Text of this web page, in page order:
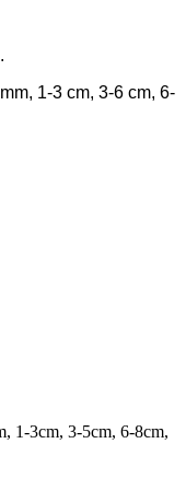
1-3 cm, 3-6 cm, 6-
1-3cm, 3-5cm, 6-8cm,